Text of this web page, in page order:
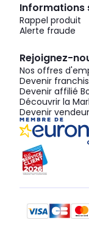
Informations
Rappel produit
Alerte fraude
Rejoignez-
Nos offres
Devenir
Devenir affilié
Découvrir la
Devenir